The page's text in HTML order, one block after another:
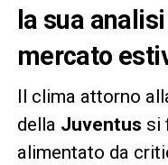
la sua
mercato
Il clima attorno
della Juventus si
alimentato da